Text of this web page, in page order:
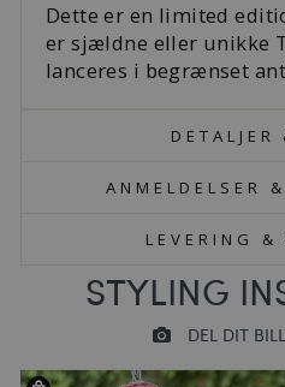
Dette er en limited
er sjældne eller unikke
lanceres i begrænset
DETALJER
ANMELDELSER
LEVERING &